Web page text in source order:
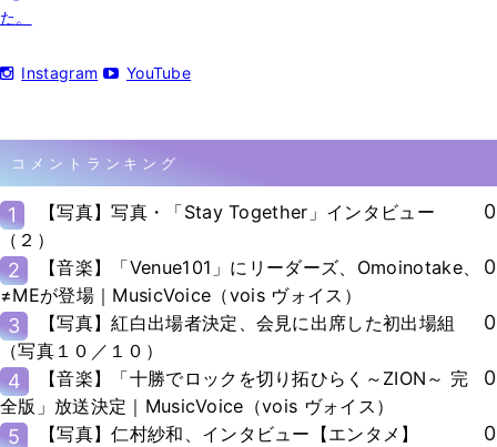
た。
Instagram YouTube
コメントランキング
1
【写真】写真・「Stay Together」インタビュー
（２）
0
2
【音楽】「Venue101」にリーダーズ、Omoinotake、
≠MEが登場｜MusicVoice（vois ヴォイス）
0
3
【写真】紅白出場者決定、会見に出席した初出場組
（写真１０／１０）
0
4
【音楽】「十勝でロックを切り拓ひらく～ZION～ 完
全版」放送決定｜MusicVoice（vois ヴォイス）
0
5 【写真】仁村紗和、インタビュー【エンタメ】 0